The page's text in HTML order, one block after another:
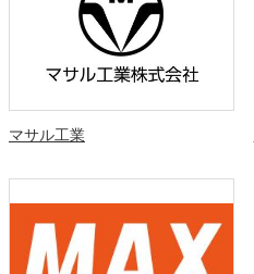
マサル工業